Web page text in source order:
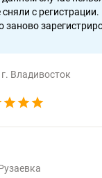
с регистрации.
г. Владивосток